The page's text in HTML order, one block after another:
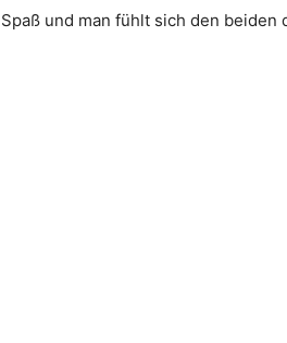
und man fühlt sich den beiden